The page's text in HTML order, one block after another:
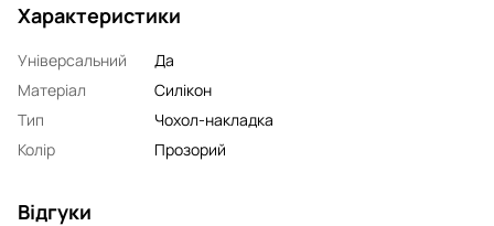
Характеристики
Універсальний
Да
Матеріал
Силікон
Тип
Чохол-накладка
Колір
Прозорий
Відгуки